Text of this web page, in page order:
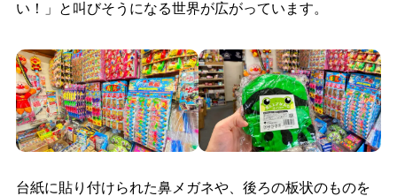
い！」と叫びそうになる世界が広がっています。
台紙に貼り付けられた鼻メガネや、後ろの板状のものを